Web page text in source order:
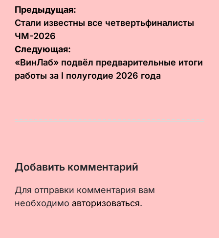
Навигация
по
записям
Предыдущая:
Стали известны все четвертьфиналисты
ЧМ-2026
Следующая:
«ВинЛаб» подвёл предварительные итоги
работы за I полугодие 2026 года
Добавить комментарий
Для отправки комментария вам
необходимо авторизоваться.